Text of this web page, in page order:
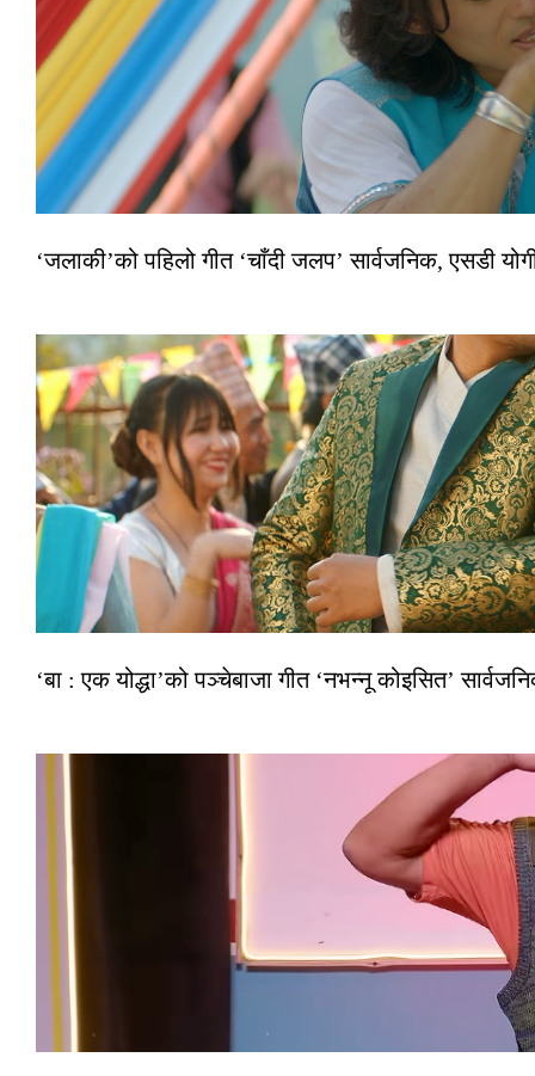
‘जलाकी’को पहिलो गीत ‘चाँदी जलप’ सार्वजनिक, एसडी
‘बा : एक योद्धा’को पञ्चेबाजा गीत ‘नभन्नू कोइसित’